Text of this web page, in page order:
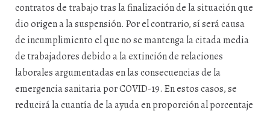
contratos de trabajo tras la finalización de la situación que
dio origen a la suspensión. Por el contrario, sí será causa
de incumplimiento el que no se mantenga la citada media
de trabajadores debido a la extinción de relaciones
laborales argumentadas en las consecuencias de la
emergencia sanitaria por COVID-19. En estos casos, se
reducirá la cuantía de la ayuda en proporción al porcentaje